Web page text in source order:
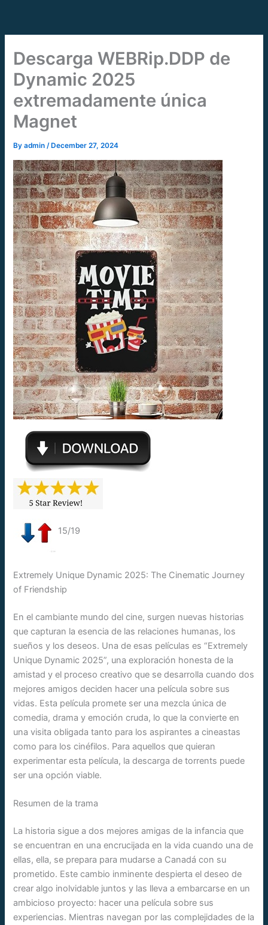
content
Descarga WEBRip.DDP de
Dynamic 2025
extremadamente única
Magnet
Byadmin/ December 27, 2024
15/19
Extremely Unique Dynamic 2025: The Cinematic Journey
of Friendship
En el cambiante mundo del cine, surgen nuevas historias
que capturan la esencia de las relaciones humanas, los
sueños y los deseos. Una de esas películas es “Extremely
Unique Dynamic 2025”, una exploración honesta de la
amistad y el proceso creativo que se desarrolla cuando dos
mejores amigos deciden hacer una película sobre sus
vidas. Esta película promete ser una mezcla única de
comedia, drama y emoción cruda, lo que la convierte en
una visita obligada tanto para los aspirantes a cineastas
como para los cinéfilos. Para aquellos que quieran
experimentar esta película, la descarga de torrents puede
ser una opción viable.
Resumen de la trama
La historia sigue a dos mejores amigas de la infancia que
se encuentran en una encrucijada en la vida cuando una de
ellas, ella, se prepara para mudarse a Canadá con su
prometido. Este cambio inminente despierta el deseo de
crear algo inolvidable juntos y las lleva a embarcarse en un
ambicioso proyecto: hacer una película sobre sus
experiencias. Mientras navegan por las complejidades de la